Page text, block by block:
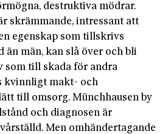
destruktiva mödrar.
skrämmande, intressant att
egenskap som tillskrivs
än män, kan slå över och bli
som till skada för andra
kvinnligt makt- och
till omsorg. Münchhausen by
och diagnosen är
Men omhändertagande